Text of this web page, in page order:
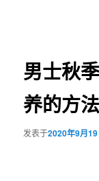
男士秋
养的方法
发表于2020年9月19